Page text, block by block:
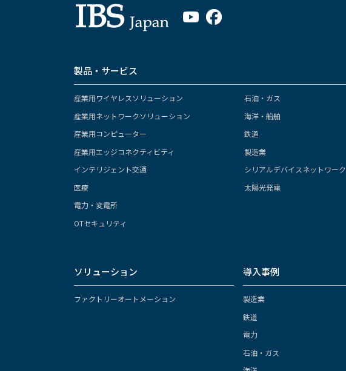
製品・サービス
産業用ワイヤレスソリューション
産業用ネットワークソリューション
産業用コンピューター
産業用エッジコネクティビティ
インテリジェント交通
医療
電力・変電所
OTセキュリティ
石油・ガス
海洋・船舶
鉄道
製造業
シリアルデバイスネットワーク
太陽光発電
ソリューション
ファクトリーオートメーション
導入事例
製造業
鉄道
電力
石油・ガス